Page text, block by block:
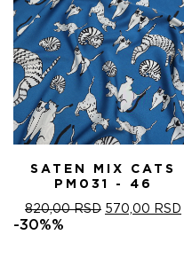
SATEN MIX CATS
PM031 - 46
820,00RSD ОРИГИНАЛНА
570,00 RSD
-30%%